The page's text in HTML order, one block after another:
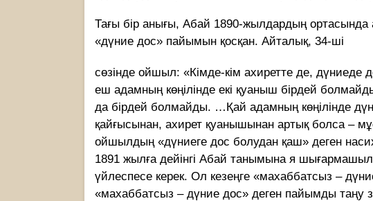
Тағы бір анығы, Абай 1890-жылдардың
«дүние дос» пайымын қосқан. Айталық, 34-ші
сөзінде ойшыл: «Кімде-кім ахиретте де, дүниеде
еш адамның көңілінде екі қуаныш бірдей
да бірдей болмайды. …Қай адамның көңілінде
қайғысынан, ахирет қуанышынан артық болса –
ойшылдың «дүниеге дос болудан қаш» деген
1891 жылға дейінгі Абай танымына я
үйлеспесе керек. Ол кезеңге «махаббатсыз –
«махаббатсыз – дүние дос» деген пайымды таңу